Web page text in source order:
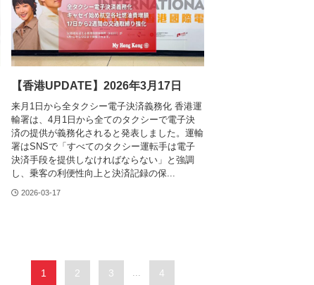
【香港UPDATE】2026年3月17日
来月1日から全タクシー電子決済義務化 香港運
輸署は、4月1日から全てのタクシーで電子決
済の提供が義務化されると発表しました。運輸
署はSNSで「すべてのタクシー運転手は電子
決済手段を提供しなければならない」と強調
し、乗客の利便性向上と決済記録の保...
2026-03-17
1 2 3 4